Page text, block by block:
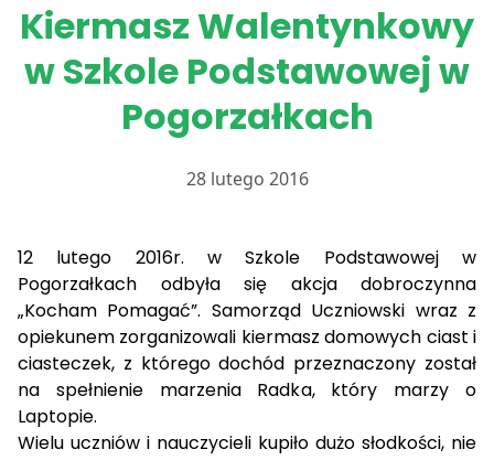
Kiermasz Walentynkowy
w Szkole Podstawowej w
Pogorzałkach
28 lutego 2016
12 lutego 2016r. w Szkole Podstawowej w
Pogorzałkach odbyła się akcja dobroczynna
„Kocham Pomagać”. Samorząd Uczniowski wraz z
opiekunem zorganizowali kiermasz domowych ciast i
ciasteczek, z którego dochód przeznaczony został
na spełnienie marzenia Radka, który marzy o
Laptopie.
Wielu uczniów i nauczycieli kupiło dużo słodkości, nie